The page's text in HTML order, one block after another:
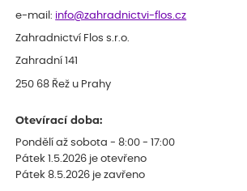
e-mail: info@zahradnictvi-flos.cz
Zahradnictví Flos s.r.o.
Zahradní 141
250 68 Řež u Prahy
Otevírací doba:
Pondělí až sobota - 8:00 - 17:00
Pátek 1.5.2026 je otevřeno
Pátek 8.5.2026 je zavřeno